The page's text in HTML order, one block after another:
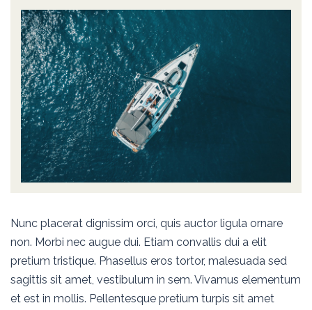
Nunc placerat dignissim orci, quis auctor ligula ornare
non. Morbi nec augue dui. Etiam convallis dui a elit
pretium tristique. Phasellus eros tortor, malesuada sed
sagittis sit amet, vestibulum in sem. Vivamus elementum
et est in mollis. Pellentesque pretium turpis sit amet